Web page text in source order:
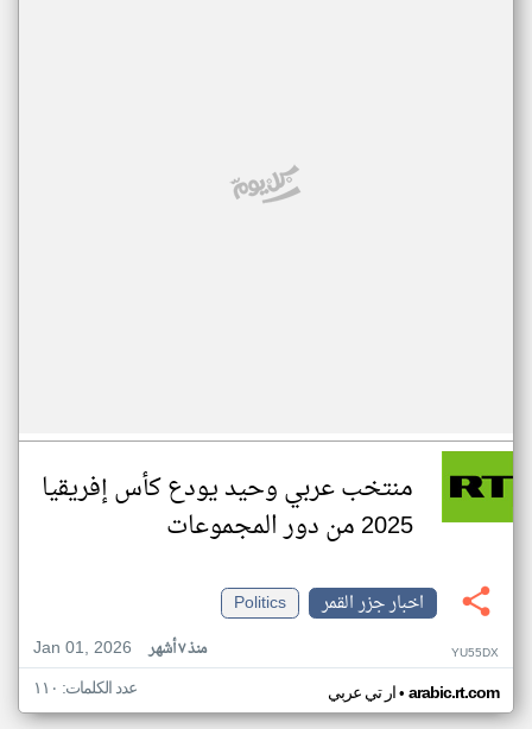
منتخب عربي وحيد يودع كأس إفريقيا
2025 من دور المجموعات
اخبار جزر القمر
Politics
Jan 01, 2026
منذ ٧ أشهر YU55DX
ار تي عربي• arabic.rt.com عدد الكلمات: ١١٠